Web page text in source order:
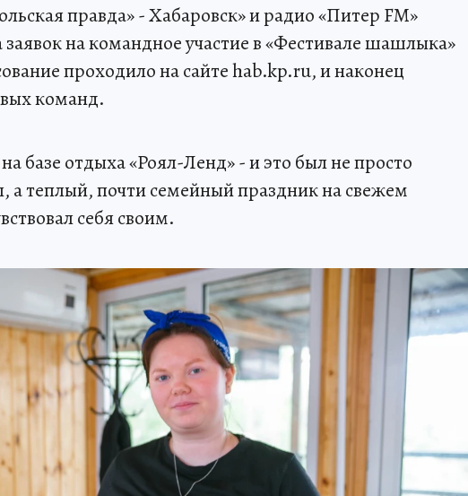
правда» - Хабаровск» и радио «Питер FM»
на командное участие в «Фестивале шашлыка»
проходило на сайте hab.kp.ru, и наконец
команд.
базе отдыха «Роял-Ленд» - и это был не просто
а теплый, почти семейный праздник на свежем
себя своим.